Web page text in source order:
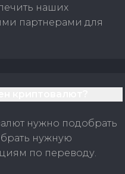
наших
партнерами для
нужно подобрать
нужную
по переводу.